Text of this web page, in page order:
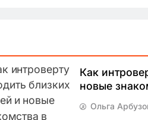
Как
новые
Ольга